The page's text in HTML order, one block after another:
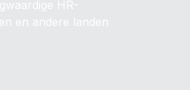
HR-
en andere landen